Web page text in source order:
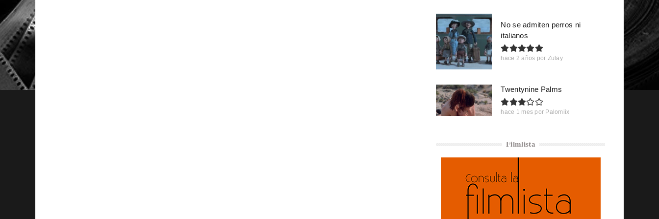
No se admiten perros ni
italianos
hace 2 años por Zulay
Twentynine Palms
hace 1 mes por Palomiix
Filmlista